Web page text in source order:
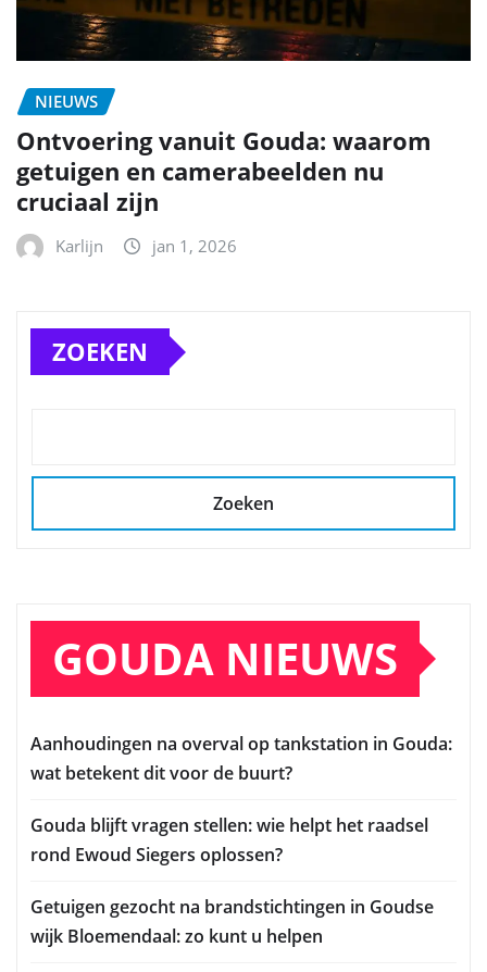
NIEUWS
Ontvoering vanuit Gouda: waarom
getuigen en camerabeelden nu
cruciaal zijn
Karlijn jan 1, 2026
ZOEKEN
Zoeken
GOUDA NIEUWS
Aanhoudingen na overval op tankstation in Gouda:
wat betekent dit voor de buurt?
Gouda blijft vragen stellen: wie helpt het raadsel
rond Ewoud Siegers oplossen?
Getuigen gezocht na brandstichtingen in Goudse
wijk Bloemendaal: zo kunt u helpen